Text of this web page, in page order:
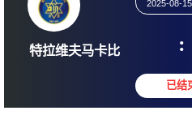
特拉维夫马卡比